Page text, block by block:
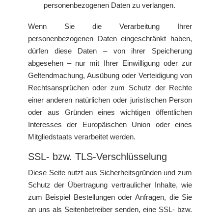
personenbezogenen Daten zu verlangen.
Wenn Sie die Verarbeitung Ihrer
personenbezogenen Daten eingeschränkt haben,
dürfen diese Daten – von ihrer Speicherung
abgesehen – nur mit Ihrer Einwilligung oder zur
Geltendmachung, Ausübung oder Verteidigung von
Rechtsansprüchen oder zum Schutz der Rechte
einer anderen natürlichen oder juristischen Person
oder aus Gründen eines wichtigen öffentlichen
Interesses der Europäischen Union oder eines
Mitgliedstaats verarbeitet werden.
SSL- bzw. TLS-Verschlüsselung
Diese Seite nutzt aus Sicherheitsgründen und zum
Schutz der Übertragung vertraulicher Inhalte, wie
zum Beispiel Bestellungen oder Anfragen, die Sie
an uns als Seitenbetreiber senden, eine SSL- bzw.